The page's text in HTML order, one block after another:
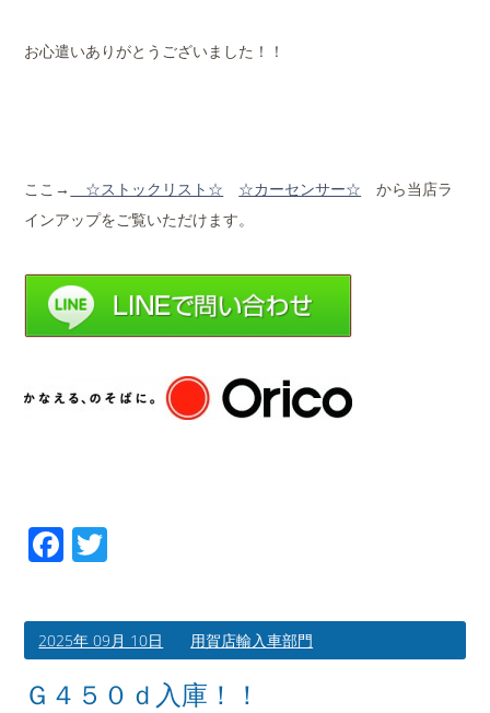
お心遣いありがとうございました！！
ここ→ ☆ストックリ スト☆ ☆カーセンサー☆ から当店ラ
インアップをご覧いただけます。
Facebook
2025年 09月 10日 用賀店輸入車部門
Ｇ４５０ｄ入庫！！